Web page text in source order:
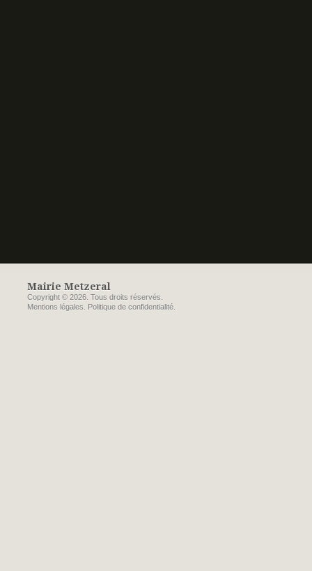
Mairie Metzeral
Copyright © 2026. Tous droits réservés.
Mentions légales
Politique de confidentialité.